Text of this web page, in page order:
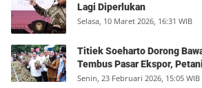
Lagi Diperlukan
Selasa, 10 Maret 2026, 16:31 WIB
Titiek Soeharto Dorong
Tembus Pasar Ekspor,
Juta per Hektare
Senin, 23 Februari 2026, 15:05 WIB